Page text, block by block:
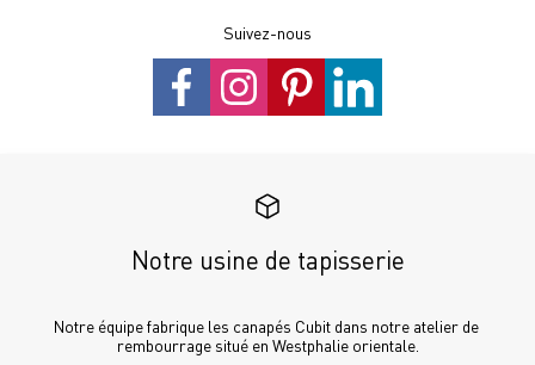
Suivez-nous
Notre usine de tapisserie
Notre équipe fabrique les canapés Cubit dans notre atelier de
rembourrage situé en Westphalie orientale.